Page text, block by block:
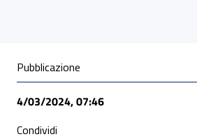
Condivisione social
Pubblicazione
4/03/2024, 07:46
Condividi